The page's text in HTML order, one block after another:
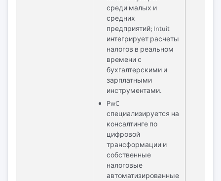
среди малых и
средних
предприятий; Intuit
интегрирует расчеты
налогов в реальном
времени с
бухгалтерскими и
зарплатными
инструментами.
PwC
специализируется на
консалтинге по
цифровой
трансформации и
собственные
налоговые
автоматизированные